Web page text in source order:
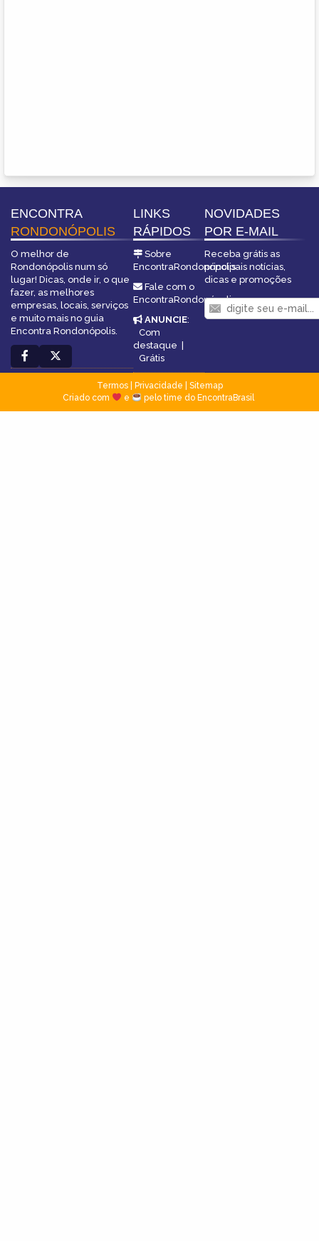
ENCONTRA
RONDONÓPOLIS
O melhor de
Rondonópolis num só
lugar! Dicas, onde ir, o que
fazer, as melhores
empresas, locais, serviços
e muito mais no guia
Encontra Rondonópolis.
LINKS
RÁPIDOS
Sobre
EncontraRondonópolis
Fale com o
EncontraRondonópolis
ANUNCIE:
Com
destaque |
Grátis
NOVIDADES
POR E-MAIL
Receba grátis as
principais notícias,
dicas e promoções
Termos| Privacidade
Sitemap
Criado com
e pelo time do EncontraBrasil